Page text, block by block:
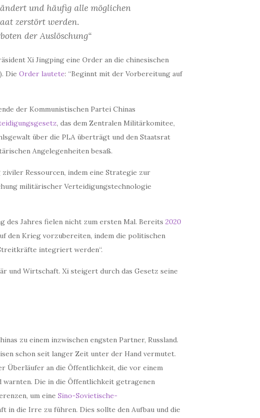
und häufig alle möglichen
zerstört werden.
der Auslöschung“
Xi Jingping eine Order an die chinesischen
DieOrder lautete: “Beginnt mit der Vorbereitung auf
der Kommunistischen Partei Chinas
, das dem Zentralen Militärkomitee,
über die PLA überträgt und den Staatsrat
Angelegenheiten besaß.
Ressourcen, indem eine Strategie zur
militärischer Verteidigungstechnologie
des Jahres fielen nicht zum ersten Mal. Bereits2020
den Krieg vorzubereiten, indem die politischen
integriert werden“.
und Wirtschaft. Xi steigert durch das Gesetz seine
zu einem inzwischen engsten Partner, Russland.
schon seit langer Zeit unter der Hand vermutet.
Überläufer an die Öffentlichkeit, die vor einem
warnten. Die in die Öffentlichkeit getragenen
um eineSino-Sovietische-
in die Irre zu führen. Dies sollte den Aufbau und die